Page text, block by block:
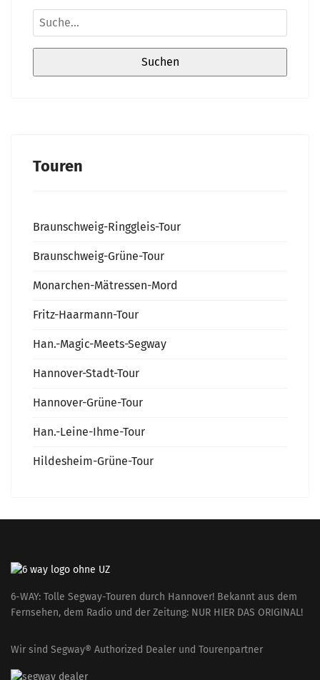
Touren
Braunschweig-Ringgleis-Tour
Braunschweig-Grüne-Tour
Monarchen-Mätressen-Mord
Fritz-Haarmann-Tour
Han.-Magic-Meets-Segway
Hannover-Stadt-Tour
Hannover-Grüne-Tour
Han.-Leine-Ihme-Tour
Hildesheim-Grüne-Tour
6-WAY: Tolle Segway-Touren durch Hannover! Bekannt aus dem
Fernsehen, dem Radio und der Zeitung: NUR HIER DAS ORIGINAL!
Wir sind Segway® Authorized Dealer und Tourenpartner